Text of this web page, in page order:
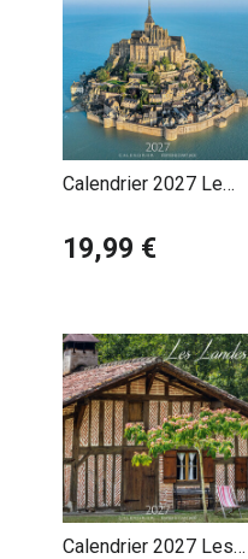
Calendrier 2027 Le
19,99 €
Calendrier 2027 Les